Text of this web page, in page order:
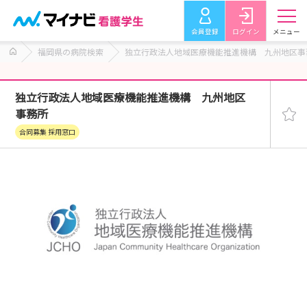
会員登録 ログイン メニュー
福岡県の病院検索 独立行政法人地域医療機能推進機構 九州地区
独立行政法人地域医療機能推進機構 九州地区
事務所
合同募集 採用窓口